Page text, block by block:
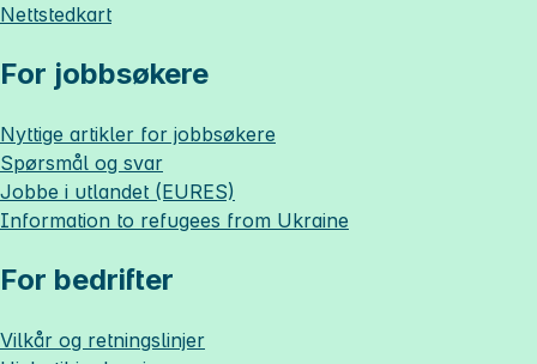
Nettstedkart
For jobbsøkere
Nyttige artikler for jobbsøkere
Spørsmål og svar
Jobbe i utlandet (EURES)
Information to refugees from Ukraine
For bedrifter
Vilkår og retningslinjer